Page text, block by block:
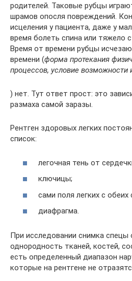
родителей. Таковые рубцы
шрамов опосля повреждений.
исцеления у пациента, даже у
время болеть спина или тяжело
Время от времени рубцы
времени (форма протекания
процессов, условие возможности
) нет. Тут ответ прост: это
размаха самой заразы.
Рентген здоровых легких
список:
легочная тень от
ключицы;
сами поля легких с обеих
диафрагма.
При исследовании снимка спецы
однородность тканей, костей,
есть определенный диапазон
которые на рентгене не